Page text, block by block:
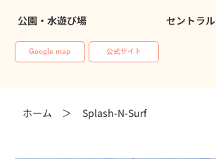
公園・水遊び場 セントラル
Google map 公式サイト
ホーム ＞ Splash-N-Surf